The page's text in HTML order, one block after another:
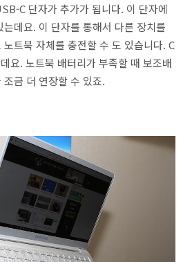
C 단자가 추가가 됩니다. 이 단자에
데요. 이 단자를 통해서 다른 장치를
트북 자체를 충전할 수 도 있습니다. C
요. 노트북 배터리가 부족할 때 보조배
금 더 연장할 수 있죠.